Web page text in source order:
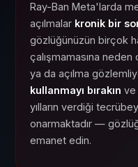
Ray-Ban Meta'larda
açılmalar kronik bir
gözlüğünüzün birçok
çalışmamasına neden
ya da açılma
kullanmayı bırakın ve
yılların verdiği
onarmaktadır —
emanet edin.